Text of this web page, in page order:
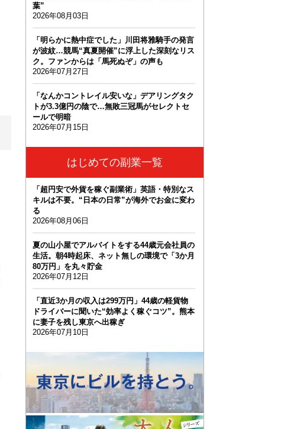
葉”
2026年08月03日
「明らかに熱中症でした」川田将雅騎手の発言
が波紋…競馬“真夏開催”に浮上した深刻なリス
ク。ファンからは「馬死ぬぞ」の声も
2026年07月27日
「なんかコントレイル安いな」デアリングタク
トが3.3億円の陰で…無敗三冠馬がセレクトセ
ールで明暗
2026年07月15日
はじめての副業一覧
「超円安で外貨を稼ぐ副業術」英語・特別なス
キルは不要。“日本の日常”が海外でお金に変わ
る
2026年08月06日
夏の山小屋でアルバイトをする44歳元会社員の
生活。朝4時起床、ネット無しの環境で「3か月
80万円」を丸々貯金
2026年07月12日
「直近3か月の収入は299万円」44歳の軽貨物
ドライバーに聞いた“効率よく稼ぐコツ”。熊本
に妻子を残し東京へ出稼ぎ
2026年07月10日